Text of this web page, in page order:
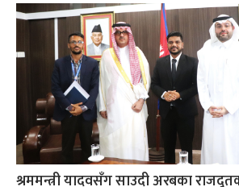
श्रममन्त्री यादवसँग साउदी अरबका